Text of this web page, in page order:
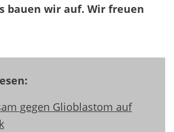
bauen wir auf. Wir freuen
gegen Glioblastom auf